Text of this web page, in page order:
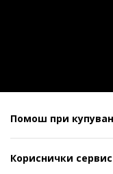
Помош при
Кориснички сервис